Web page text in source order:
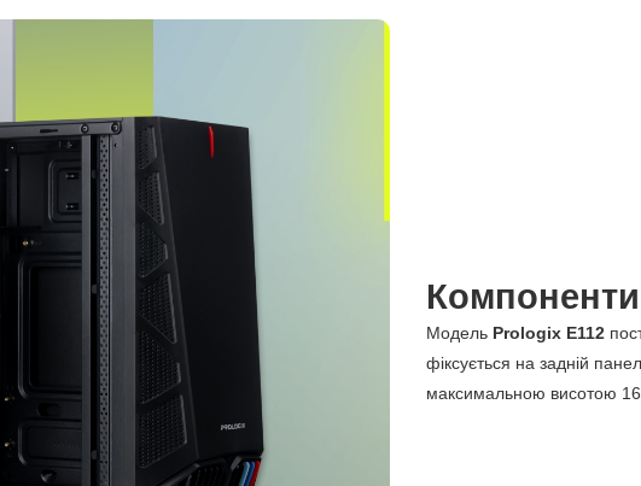
Модель Prologix E112
фіксується на задній
максимальною висотою